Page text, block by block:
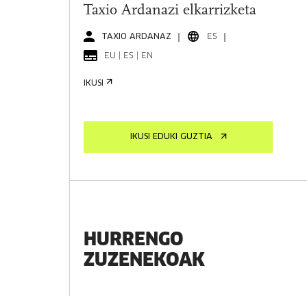
Taxio Ardanazi elkarrizketa
TAXIO ARDANAZ ES
EU | ES | EN
IKUSI
IKUSI EDUKI GUZTIA
HURRENGO
ZUZENEKOAK